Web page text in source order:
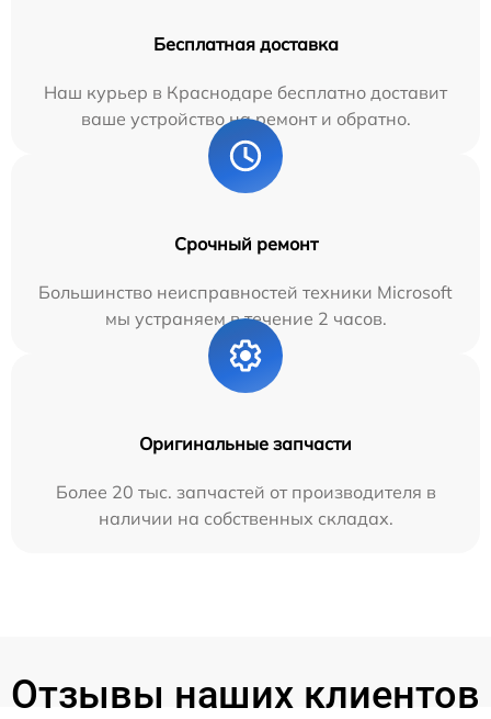
Бесплатная доставка
Наш курьер в Краснодаре бесплатно доставит
ваше устройство на ремонт и обратно.
Срочный ремонт
Большинство неисправностей техники Microsoft
мы устраняем в течение 2 часов.
Оригинальные запчасти
Более 20 тыс. запчастей от производителя в
наличии на собственных складах.
Отзывы наших клиентов